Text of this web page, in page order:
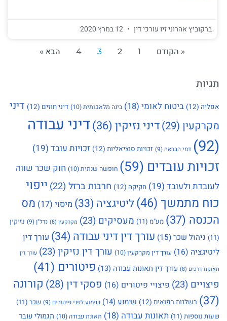
ברקוביץ אהרוני זיו עורכי דין
« הקודם 1
2
3
4 הבא »
תגיות
אפליה (12) ביטוח לאומי (18) בינה מלאכותית(10) דיני חוזים (12)
דיני
מקרקעין (29) דיני נזיקין (36)
דיני עבודה
(92)
דמי הבראה(9) זכויות סוציאליות (12) זכויות עובד (19)
זכויות עובדים (59) חופשה שנתית(10)
חוק שכר שווה
לעובדת ולעובד (19) חקיקה (12) חרבות ברזל (22)
ייפוי
כוח מתמשך (46) ליטיגציה (33) מיסוי (17)
מס
הכנסה (37) מע"מ (11) מעסיקים (23) מקרקעין (8) נדל"ן(9)
נזיקין
(11)
ניהול שכר(15) עורך דין דיני עבודה (34)
עורך דין
ליטיגציה (16) עורך דין מקרקעין(10) עורך דין נזיקין(23) עורך דין
תאונות דרכים (8) עורך דין תאונות עבודה (13) פיטורים (41)
פיצויים (23) פיצויי פיטורים (16) פסקי דין (28)
קורונה
(37)
רשלנות רפואית (12) שימוע(14) שימוע לפני פיטורים (9) שכר (11)
שעות נוספות (11) תאונות עבודה (18) תאונת עבודה (10)
תגמולי עובד